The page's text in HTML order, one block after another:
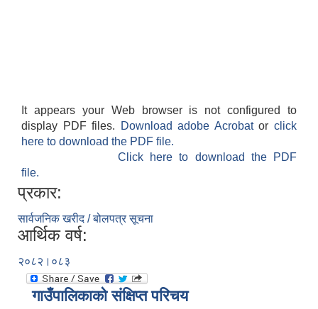
It appears your Web browser is not configured to
display PDF files.
Download adobe Acrobatorclick
here to download the PDF file.
Click here to download the PDF
file.
प्रकार:
सार्वजनिक खरीद / बोलपत्र सूचना
आर्थिक वर्ष:
२०८२।०८३
गाउँपालिकाको संक्षिप्त परिचय